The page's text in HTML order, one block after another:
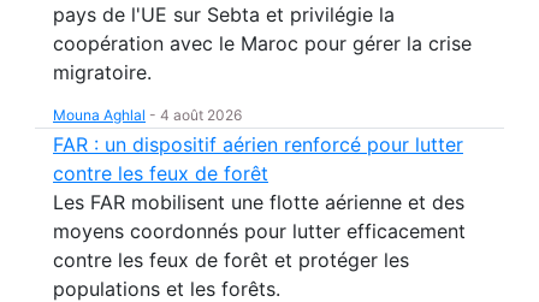
pays de l'UE sur Sebta et privilégie la
coopération avec le Maroc pour gérer la crise
migratoire.
Mouna Aghlal - 4 août 2026
FAR : un dispositif aérien renforcé pour lutter
contre les feux de forêt
Les FAR mobilisent une flotte aérienne et des
moyens coordonnés pour lutter efficacement
contre les feux de forêt et protéger les
populations et les forêts.